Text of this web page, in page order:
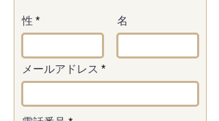
性 名
メールアドレス